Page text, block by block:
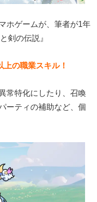
ホゲームが、筆者が1年
剣の伝説』
上の職業スキル！
常特化にしたり、召喚
ーティの補助など、個